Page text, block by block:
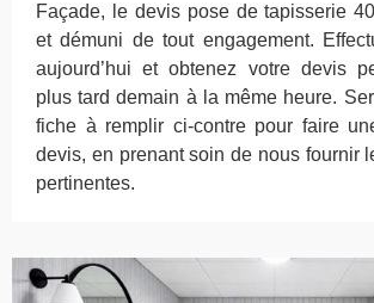
Façade, le devis pose de tapisserie
et démuni de tout engagement.
aujourd’hui et obtenez votre devis
plus tard demain à la même heure.
fiche à remplir ci-contre pour faire
devis, en prenant soin de nous fournir
pertinentes.